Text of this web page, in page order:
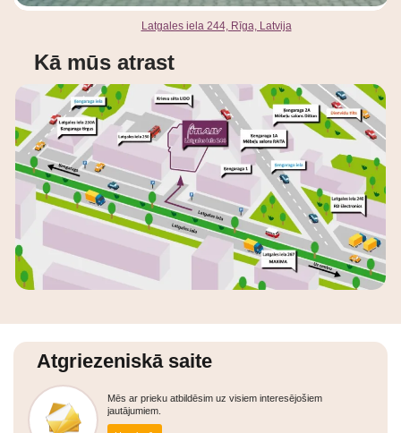
Latgales iela 244, Rīga, Latvija
Kā mūs atrast
Atgriezeniskā saite
Mēs ar prieku atbildēsim uz visiem interesējošiem
jautājumiem.